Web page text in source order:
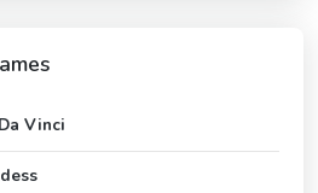
Vinci